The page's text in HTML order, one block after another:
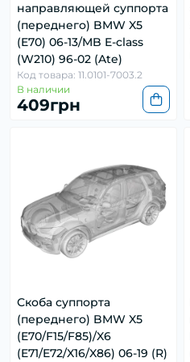
направляющей суппорта
(переднего) BMW X5
(E70) 06-13/MB E-class
(W210) 96-02 (Ate)
Код товара: 11.0101-7003.2
В наличии
409грн
Скоба суппорта
(переднего) BMW X5
(E70/F15/F85)/X6
(E71/E72/X16/X86) 06-19 (R)